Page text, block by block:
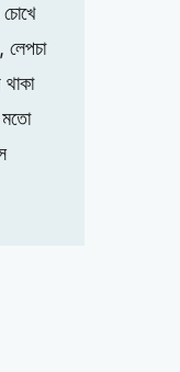
লেপচা
মতো